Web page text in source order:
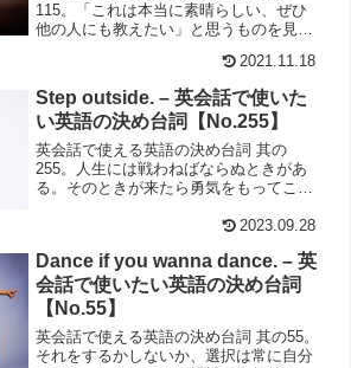
115。「これは本当に素晴らしい、ぜひ
他の人にも教えたい」と思うものを見つ
2021.11.18
Step outside. – 英会話で使いた
い英語の決め台詞【No.255】
英会話で使える英語の決め台詞 其の
255。人生には戦わねばならぬときがあ
る。そのときが来たら勇気をもってこう
2023.09.28
Dance if you wanna dance. – 英
会話で使いたい英語の決め台詞
【No.55】
英会話で使える英語の決め台詞 其の55。
それをするかしないか、選択は常に自分